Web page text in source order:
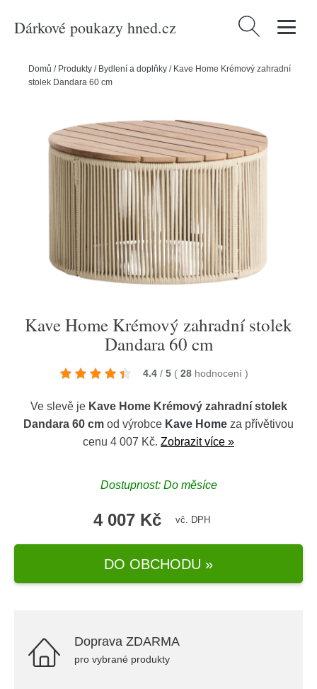
Dárkové poukazy hned.cz Vyhledávání
Domů / Produkty / Bydlení a doplňky / Kave Home Krémový zahradní
stolek Dandara 60 cm
Kave Home Krémový zahradní stolek
Dandara 60 cm
4.4 / 5 ( 28 hodnocení )
Ve slevě je Kave Home Krémový zahradní stolek
Dandara 60 cm od výrobce Kave Home za přívětivou
cenu 4 007 Kč. Zobrazit více »
Dostupnost: Do měsíce
4 007 Kč vč. DPH
DO OBCHODU »
Doprava ZDARMA
pro vybrané produkty